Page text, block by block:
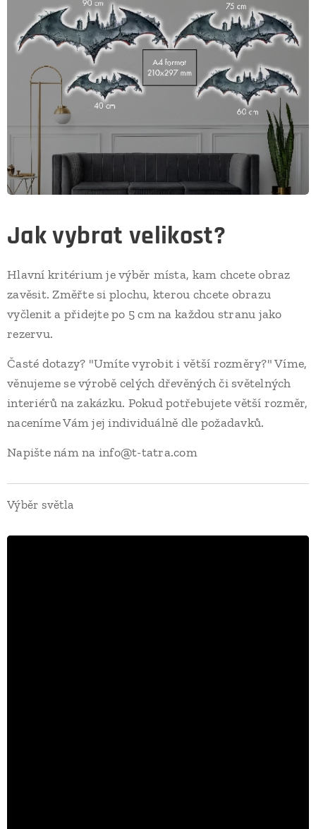
Jak vybrat velikost?
Hlavní kritérium je výběr místa, kam chcete obraz
zavěsit. Změřte si plochu, kterou chcete obrazu
vyčlenit a přidejte po 5 cm na každou stranu jako
rezervu.
Časté dotazy? "Umíte vyrobit i větší rozměry?" Víme,
věnujeme se výrobě celých dřevěných či světelných
interiérů na zakázku. Pokud potřebujete větší rozměr,
naceníme Vám jej individuálně dle požadavků.
Napište nám na info@t-tatra.com
Výběr světla